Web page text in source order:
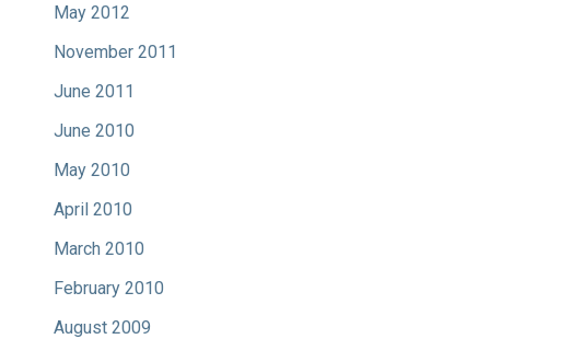
May 2012
November 2011
June 2011
June 2010
May 2010
April 2010
March 2010
February 2010
August 2009